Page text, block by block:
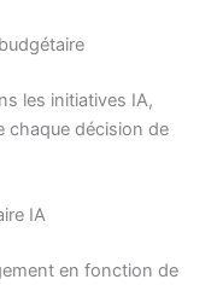
les initiatives IA,
chaque décision de
IA
en fonction de